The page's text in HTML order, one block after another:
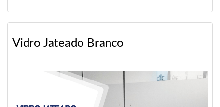
Vidro Jateado Branco